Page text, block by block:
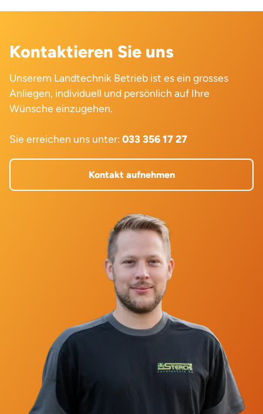
Kontaktieren Sie uns
Unserem Landtechnik Betrieb ist es ein grosses
Anliegen, individuell und persönlich auf Ihre
Wünsche einzugehen.
Sie erreichen uns unter: 033 356 17 27
Kontakt aufnehmen